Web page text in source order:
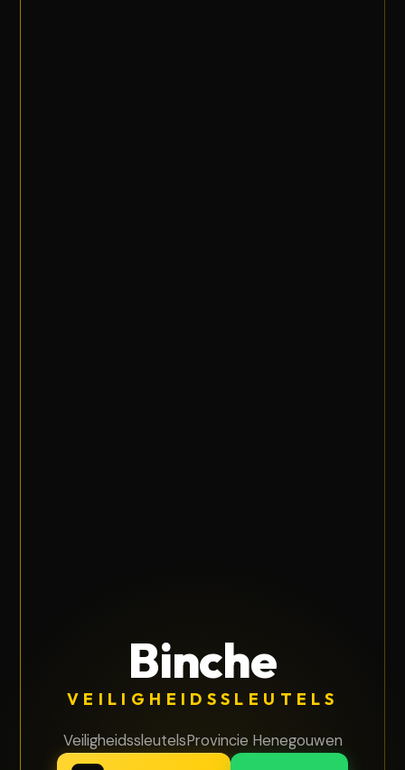
Binche
VEILIGHEIDSSLEUTELS
VeiligheidssleutelsProvincie Henegouwen